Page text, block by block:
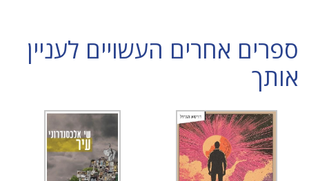
ספרים אחרים העשויים לעניין
אותך